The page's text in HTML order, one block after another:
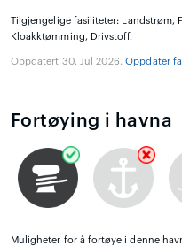
Tilgjengelige fasiliteter: Landstrøm,
Kloakktømming, Drivstoff.
Oppdatert 30. Jul 2026.Oppdater
Fortøying i havna
Muligheter for å fortøye i denne